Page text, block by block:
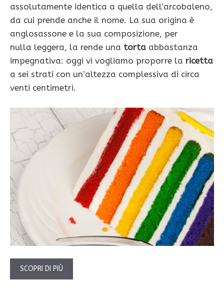
assolutamente identica a quella dell’arcobaleno,
da cui prende anche il nome. La sua origina è
anglosassone e la sua composizione, per
nulla leggera, la rende una torta abbastanza
impegnativa: oggi vi vogliamo proporre la ricetta
a sei strati con un’altezza complessiva di circa
venti centimetri.
SCOPRI DI PIÙ